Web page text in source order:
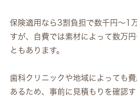
保険適用なら3割負担で数千円〜1
すが、自費では素材によって数万
ともあります。
歯科クリニックや地域によっても
あるため、事前に見積もりを確認